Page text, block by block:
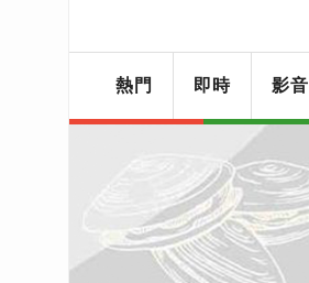
熱門 即時 影音